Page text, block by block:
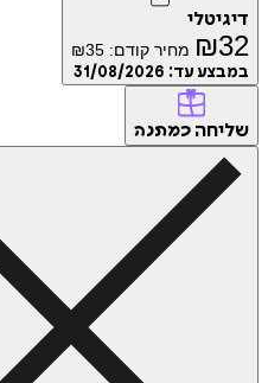
דיגיטלי
₪32 מחיר קודם: ₪35
במבצע עד: 31/08/2026
שליחה כמתנה